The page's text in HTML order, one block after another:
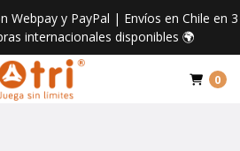
Webpay y PayPal | Envíos en Chile en 3
internacionales disponibles 🌍
0